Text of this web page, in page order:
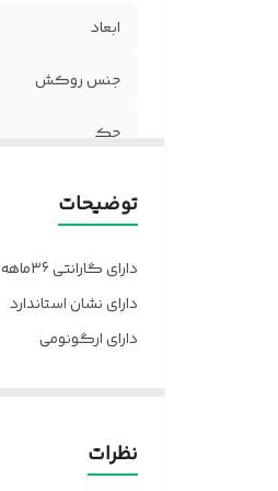
ابعاد
جنس روکش
جک
چرخ
ضمانت
توضیحات
دارای گارانتی 36ماهه
دارای نشان استاندارد
دارای ارگونومی
نظرات